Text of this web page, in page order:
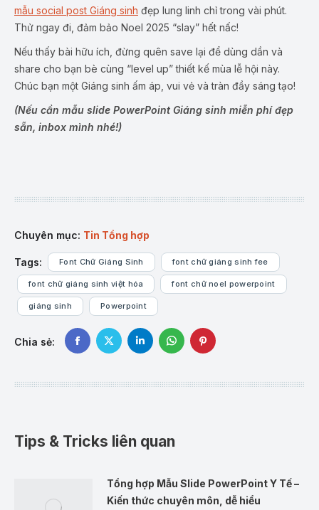
mẫu social post Giáng sinh đẹp lung linh chỉ trong vài phút.
Thử ngay đi, đảm bảo Noel 2025 “slay” hết nấc!
Nếu thấy bài hữu ích, đừng quên save lại để dùng dần và
share cho bạn bè cùng “level up” thiết kế mùa lễ hội này.
Chúc bạn một Giáng sinh ấm áp, vui vẻ và tràn đầy sáng tạo!
(Nếu cần mẫu slide PowerPoint Giáng sinh miễn phí đẹp
sẵn, inbox mình nhé!)
Chuyên mục: Tin Tổng hợp
Tags: Font Chữ Giáng Sinh font chữ giáng sinh fee
font chữ giáng sinh việt hóa font chữ noel powerpoint
giáng sinh Powerpoint
Chia sẻ:
ShareShareShareShareShare
Tips & Tricks liên quan
Tổng hợp Mẫu Slide PowerPoint Y Tế –
Kiến thức chuyên môn, dễ hiểu